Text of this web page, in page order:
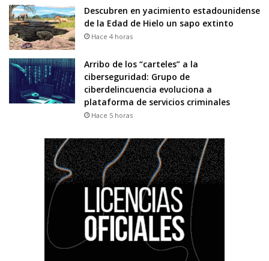
Descubren en yacimiento estadounidense
de la Edad de Hielo un sapo extinto
Hace 4 horas
Arribo de los “carteles” a la
ciberseguridad: Grupo de
ciberdelincuencia evoluciona a
plataforma de servicios criminales
Hace 5 horas